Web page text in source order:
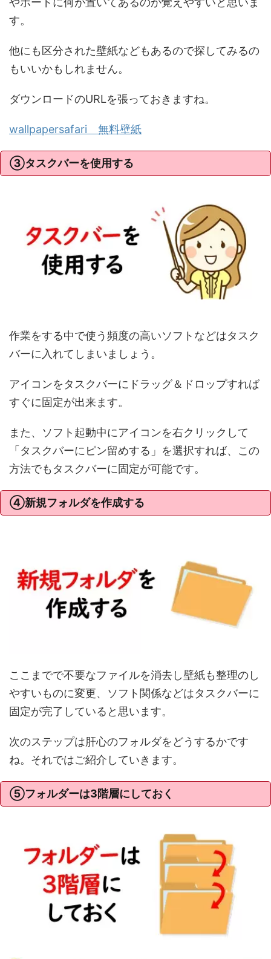
す。
他にも区分された壁紙などもあるので探してみるの
もいいかもしれません。
ダウンロードのURLを張っておきますね。
wallpapersafari 無料壁紙
③タスクバーを使用する
作業をする中で使う頻度の高いソフトなどはタスク
バーに入れてしまいましょう。
アイコンをタスクバーにドラッグ＆ドロップすれば
すぐに固定が出来ます。
また、ソフト起動中にアイコンを右クリックして
「タスクバーにピン留めする」を選択すれば、この
方法でもタスクバーに固定が可能です。
④新規フォルダを作成する
ここまでで不要なファイルを消去し壁紙も整理のし
やすいものに変更、ソフト関係などはタスクバーに
固定が完了していると思います。
次のステップは肝心のフォルダをどうするかです
ね。それではご紹介していきます。
⑤フォルダーは3階層にしておく